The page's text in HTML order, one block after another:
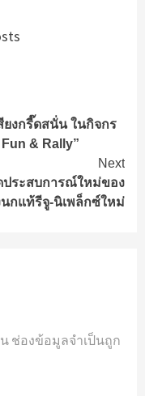
ยงกรี๊ดสนั่น ในกิจกร
& Rally”
Next
ประสบการณ์ใหม่ของ
กแท้รีจู-นิเพล็กซ์ใหม่
ช่องข้อมูลจำเป็นถูก